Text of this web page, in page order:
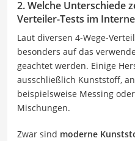
2. Welche Unterschiede
Verteiler-Tests im
Laut diversen 4-Wege-
besonders auf das
geachtet werden. Einige
ausschließlich Kunststoff,
beispielsweise Messing
Mischungen.
Zwar sind moderne